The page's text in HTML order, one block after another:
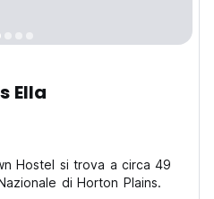
Ella
Hostel si trova a circa 49
di Horton Plains.